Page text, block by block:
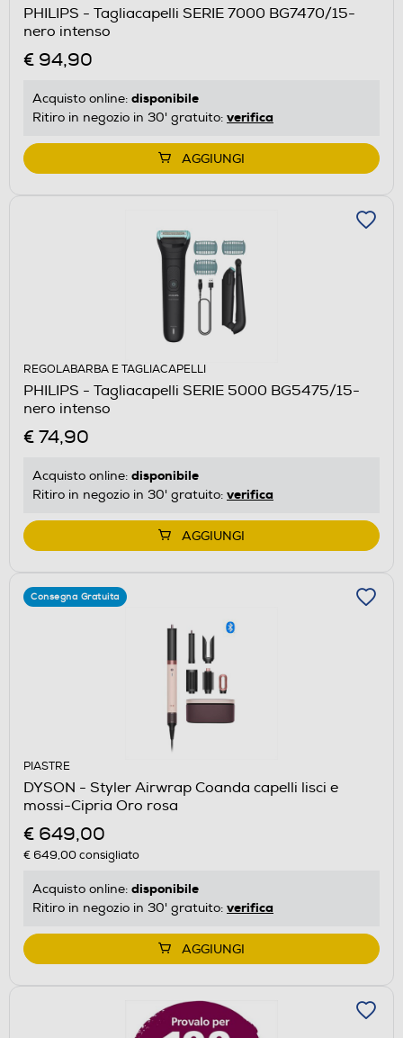
PHILIPS - Tagliacapelli SERIE 7000 BG7470/15-
nero intenso
€ 94,90
Acquisto online: disponibile
Ritiro in negozio in 30' gratuito: verifica
AGGIUNGI
REGOLABARBA E TAGLIACAPELLI
PHILIPS - Tagliacapelli SERIE 5000 BG5475/15-
nero intenso
€ 74,90
Acquisto online: disponibile
Ritiro in negozio in 30' gratuito: verifica
AGGIUNGI
Consegna Gratuita
PIASTRE
DYSON - Styler Airwrap Coanda capelli lisci e
mossi-Cipria Oro rosa
€ 649,00
€ 649,00consigliato
Acquisto online: disponibile
Ritiro in negozio in 30' gratuito: verifica
AGGIUNGI